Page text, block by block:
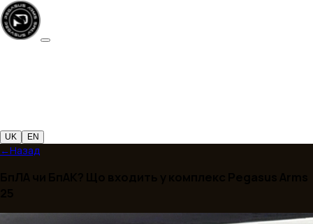
UK EN
25